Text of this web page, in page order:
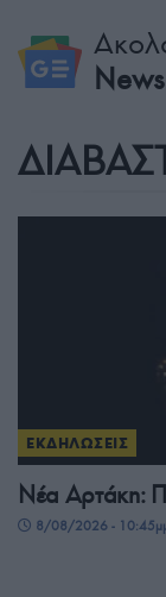
News
ΕΚΔΗΛΩΣΕΙΣ
Νέα Αρτάκη:
8/08/2026 -